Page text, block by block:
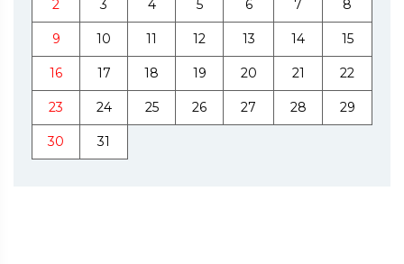
2 3 4 5 6 7 8
9 10 11 12 13 14 15
16 17 18 19 20 21 22
23 24 25 26 27 28 29
30 31